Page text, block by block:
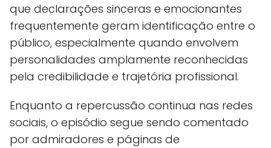
que declarações sinceras e emocionantes
frequentemente geram identificação entre o
público, especialmente quando envolvem
personalidades amplamente reconhecidas
pela credibilidade e trajetória profissional.
Enquanto a repercussão continua nas redes
sociais, o episódio segue sendo comentado
por admiradores e páginas de